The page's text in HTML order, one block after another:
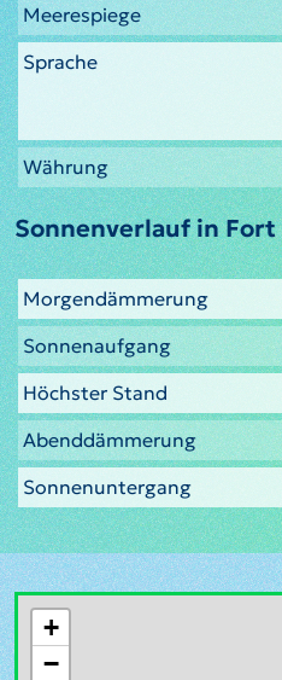
Meerespiege
Sprache
Währung
Sonnenverlauf in Fort
Morgendämmerung
Sonnenaufgang
Höchster Stand
Abenddämmerung
Sonnenuntergang
+
−